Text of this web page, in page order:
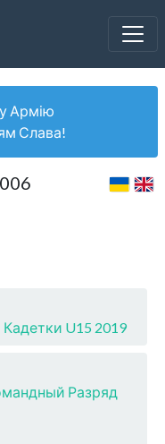
Армію
Слава!
U15 2019
Разряд